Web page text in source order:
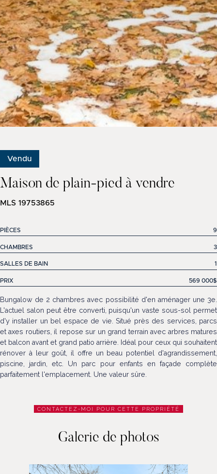
Vendu
Maison de plain-pied à vendre
MLS 19753865
PIÈCES 9
CHAMBRES 3
SALLES DE BAIN 1
PRIX 569 000$
Bungalow de 2 chambres avec possibilité d'en aménager une 3e.
L'actuel salon peut être converti, puisqu'un vaste sous-sol permet
d'y installer un bel espace de vie. Situé près des services, parcs
et axes routiers, il repose sur un grand terrain avec arbres matures
et balcon avant et grand patio arrière. Idéal pour ceux qui souhaitent
rénover à leur goût, il offre un beau potentiel d'agrandissement,
piscine, jardin, etc. Un parc pour enfants en façade complète
parfaitement l'emplacement. Une valeur sûre.
CONTACTEZ-MOI POUR CETTE PROPRIÉTÉ
Galerie de photos